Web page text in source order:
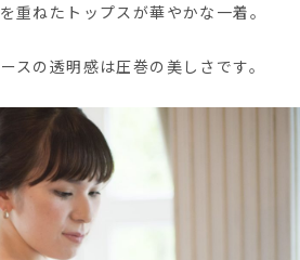
重ねたトップスが華やかな一着。
スの透明感は圧巻の美しさです。